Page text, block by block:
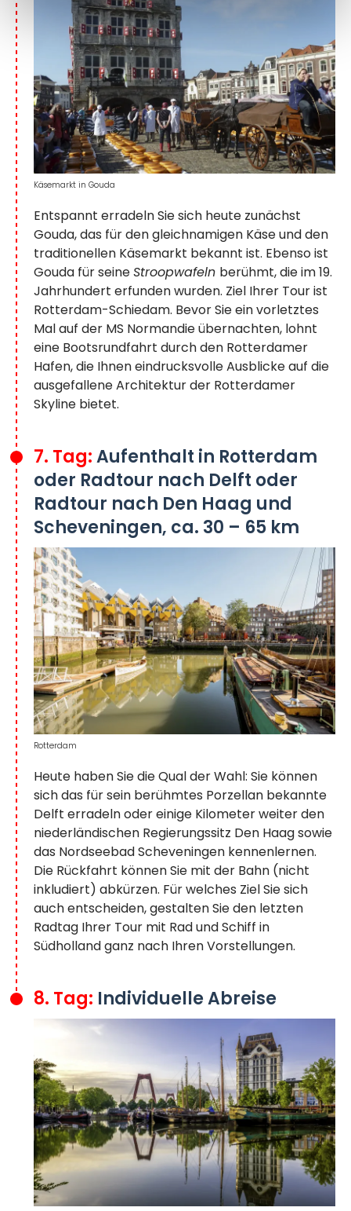
Entspannt erradeln Sie sich heute zunächst
Gouda, das für den gleichnamigen Käse und den
traditionellen Käsemarkt bekannt ist. Ebenso ist
Gouda für seineStroopwafeln berühmt, die im 19.
Jahrhundert erfunden wurden. Ziel Ihrer Tour ist
Rotterdam-Schiedam. Bevor Sie ein vorletztes
Mal auf der MS Normandie übernachten, lohnt
eine Bootsrundfahrt durch den Rotterdamer
Hafen, die Ihnen eindrucksvolle Ausblicke auf die
ausgefallene Architektur der Rotterdamer
Skyline bietet.
Käsemarkt in Gouda
7. Tag:Aufenthalt in Rotterdam
oder Radtour nach Delft oder
Radtour nach Den Haag und
Scheveningen, ca. 30 – 65 km
Heute haben Sie die Qual der Wahl: Sie können
sich das für sein berühmtes Porzellan bekannte
Delft erradeln oder einige Kilometer weiter den
niederländischen Regierungssitz Den Haag sowie
das Nordseebad Scheveningen kennenlernen.
Die Rückfahrt können Sie mit der Bahn (nicht
inkludiert) abkürzen. Für welches Ziel Sie sich
auch entscheiden, gestalten Sie den letzten
Radtag Ihrer Tour mit Rad und Schiff in
Südholland ganz nach Ihren Vorstellungen.
Rotterdam
8. Tag: Individuelle Abreise